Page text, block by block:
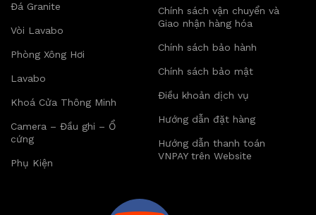
Đá Granite
Vòi Lavabo
Phòng Xông Hơi
Lavabo
Khoá Cửa Thông Minh
Camera – Đầu ghi – Ổ
cứng
Phụ Kiện
Chính sách vận chuyển và
Giao nhận hàng hóa
Chính sách bảo hành
Chính sách bảo mật
Điều khoản dịch vụ
Hướng dẫn đặt hàng
Hướng dẫn thanh toán
VNPAY trên Website